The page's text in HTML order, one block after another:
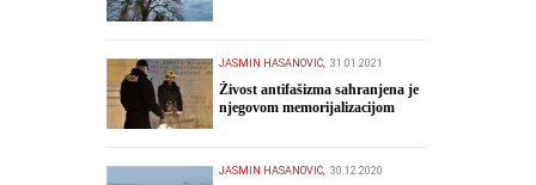
JASMIN HASANOVIĆ, 31.01.2021
Živost antifašizma sahranjena je
njegovom memorijalizacijom
JASMIN HASANOVIĆ, 30.12.2020